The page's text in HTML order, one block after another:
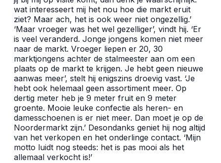
wat interesseert mij het nou hoe die markt eruit
ziet? Maar ach, het is ook weer niet ongezellig.’
‘Maar vroeger was het wel gezelliger’, vindt hij. ‘Er
is veel veranderd. Jonge jongens komen niet meer
naar de markt. Vroeger liepen er 20, 30
marktjongens achter de stalmeester aan om een
plaats op de markt te krijgen. Je hebt geen nieuwe
aanwas meer’, stelt hij enigszins droevig vast. ‘Je
hebt ook helemaal geen assortiment meer. Op
dertig meter heb je 9 meter fruit en 9 meter
groente. Mooie leuke confectie als heren- en
damesschoenen is er niet meer. Dan moet je op de
Noordermarkt zijn.’ Desondanks geniet hij nog altijd
van het verkopen en het onderlinge contact. ‘Mijn
motto luidt nog steeds: het is pas mooi als het
allemaal verkocht is!’